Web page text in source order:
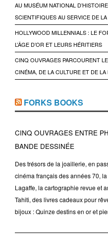
AU MUSÉUM NATIONAL
SCIENTIFIQUES AU SERVICE DE
HOLLYWOOD MILLENNIALS : LE
L’ÂGE D’OR ET LEURS HÉRITIERS
CINQ OUVRAGES PARCOURENT
CINÉMA, DE LA CULTURE ET DE LA
FORKS BOOKS
CINQ OUVRAGES ENTRE
BANDE DESSINÉE
Des trésors de la joaillerie, en
cinéma français des années 70,
Lagaffe, la cartographie revue et
Tahiti, des livres cadeaux pour
bijoux : Quinze destins en or et